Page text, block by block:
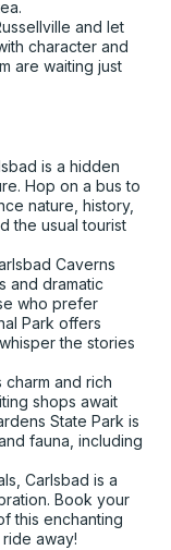
and let
character and
are waiting just
is a hidden
Hop on a bus to
nature, history,
the usual tourist
Caverns
and dramatic
who prefer
Park offers
the stories
charm and rich
shops await
State Park is
fauna, including
Carlsbad is a
Book your
this enchanting
away!